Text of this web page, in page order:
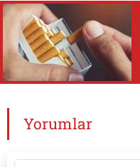
Yorumlar